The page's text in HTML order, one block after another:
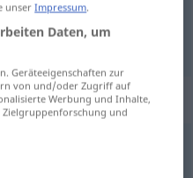
PORT
unserImpressum
Daten, um
Geräteeigenschaften zur
von und/oder Zugriff auf
Werbung und Inhalte,
und